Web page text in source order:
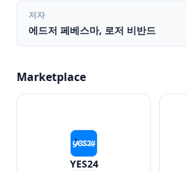
저자
에드저 페베스마, 로저 비반드
Marketplace
YES24